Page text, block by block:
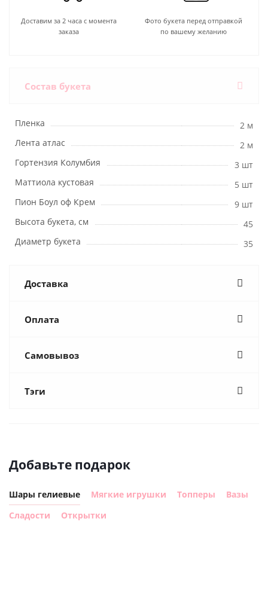
Доставим за 2 часа с момента
заказа
Фото букета перед отправкой
по вашему желанию
Состав букета
Пленка
2 м
Лента атлас
2 м
Гортензия Колумбия
3 шт
Маттиола кустовая
5 шт
Пион Боул оф Крем
9 шт
Высота букета, см
45
Диаметр букета
35
Доставка
Оплата
Самовывоз
Тэги
Добавьте подарок
Шары гелиевые Мягкие игрушки Топперы
Вазы
Сладости
Открытки